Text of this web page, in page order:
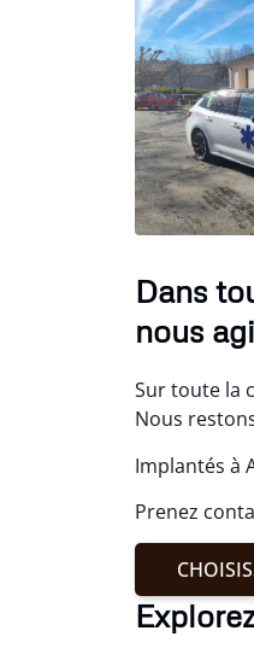
Dans
nous
Sur toute la
Nous
Implantés à
Prenez